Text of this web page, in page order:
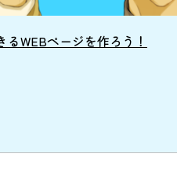
WEBページを作ろう！